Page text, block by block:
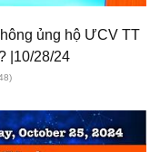
ủng hộ ƯCV TT
|10/28/24